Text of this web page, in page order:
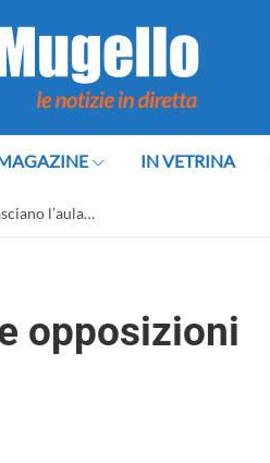
IN VETRINA
l’aula…
opposizioni